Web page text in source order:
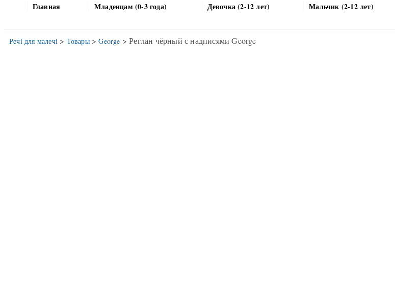
Главная Младенцам (0-3 года) Девочка (2-12 лет) Мальчик (2-12 лет)
Речі для малечі > Товары>George > Реглан чёрный с надписями George